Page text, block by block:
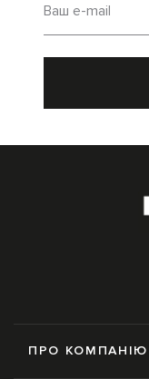
Ваш e-mail
ПРО КОМПАНІЮ